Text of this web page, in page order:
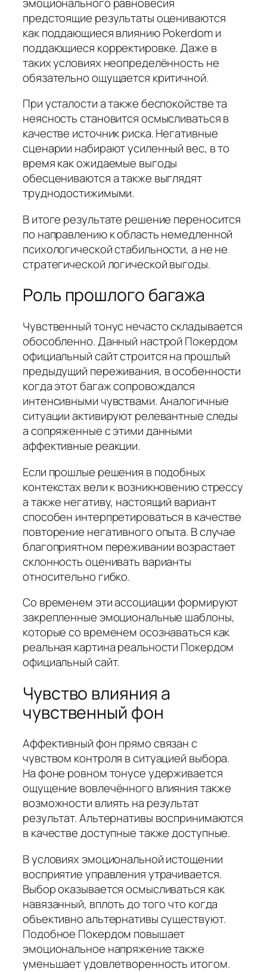
предстоящие результаты оцениваются
как поддающиеся влиянию Pokerdom и
поддающиеся корректировке. Даже в
таких условиях неопределённость не
обязательно ощущается критичной.
При усталости а также беспокойстве та
неясность становится осмысливаться в
качестве источник риска. Негативные
сценарии набирают усиленный вес, в то
время как ожидаемые выгоды
обесцениваются а также выглядят
труднодостижимыми.
В итоге результате решение переносится
по направлению к область немедленной
психологической стабильности, а не не
стратегической логической выгоды.
Роль прошлого багажа
Чувственный тонус нечасто складывается
обособленно. Данный настрой Покердом
официальный сайт строится на прошлый
предыдущий переживания, в особенности
когда этот багаж сопровождался
интенсивными чувствами. Аналогичные
ситуации активируют релевантные следы
а сопряженные с этими данными
аффективные реакции.
Если прошлые решения в подобных
контекстах вели к возникновению стрессу
а также негативу, настоящий вариант
способен интерпретироваться в качестве
повторение негативного опыта. В случае
благоприятном переживании возрастает
склонность оценивать варианты
относительно гибко.
Со временем эти ассоциации формируют
закрепленные эмоциональные шаблоны,
которые со временем осознаваться как
реальная картина реальности Покердом
официальный сайт.
Чувство влияния а
чувственный фон
Аффективный фон прямо связан с
чувством контроля в ситуацией выбора.
На фоне ровном тонусе удерживается
ощущение вовлечённого влияния также
возможности влиять на результат
результат. Альтернативы воспринимаются
в качестве доступные также доступные.
В условиях эмоциональной истощении
восприятие управления утрачивается.
Выбор оказывается осмысливаться как
навязанный, вплоть до того что когда
объективно альтернативы существуют.
Подобное Покердом повышает
эмоциональное напряжение также
уменьшает удовлетворенность итогом.